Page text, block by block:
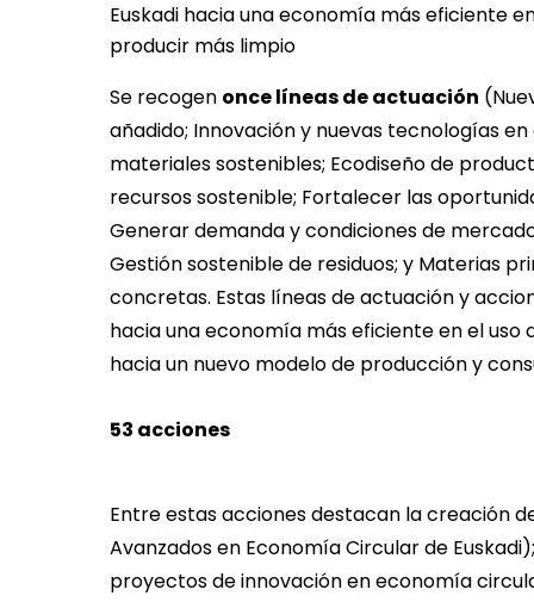
Euskadi hacia una economía más eficiente
producir más limpio
Se recogen once líneas de actuación
añadido; Innovación y nuevas tecnologías
materiales sostenibles; Ecodiseño de
recursos sostenible; Fortalecer las
Generar demanda y condiciones de
Gestión sostenible de residuos; y Materias
concretas. Estas líneas de actuación y
hacia una economía más eficiente en el
hacia un nuevo modelo de producción y
53 acciones
Entre estas acciones destacan la creación
Avanzados en Economía Circular de
proyectos de innovación en economía